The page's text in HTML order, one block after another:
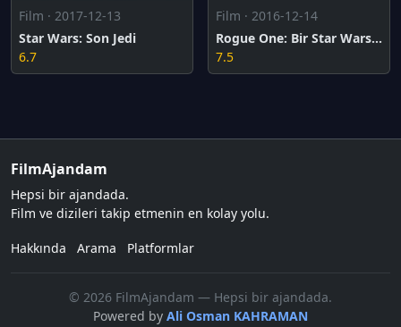
Film · 2017-12-13
Star Wars: Son Jedi
6.7
Film · 2016-12-14
Rogue One: Bir Star Wars Hikayesi
7.5
FilmAjandam
Hepsi bir ajandada.
Film ve dizileri takip etmenin en kolay yolu.
Hakkında Arama Platformlar
© 2026 FilmAjandam — Hepsi bir ajandada.
Powered by Ali Osman KAHRAMAN